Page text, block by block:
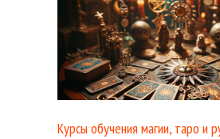
Курсы обучения магии, таро и